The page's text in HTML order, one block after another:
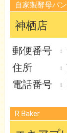
自家製酵母パ
神栖店
R Baker